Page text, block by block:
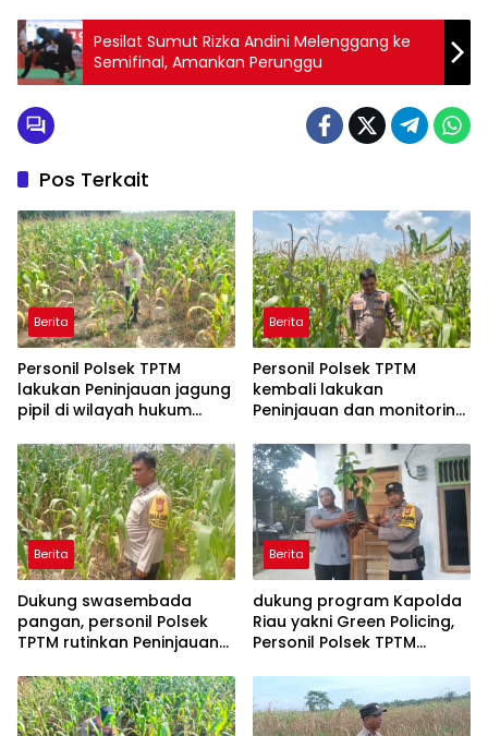
Pesilat Sumut Rizka Andini Melenggang ke
Semifinal, Amankan Perunggu
Pos Terkait
Berita
Personil Polsek TPTM
lakukan Peninjauan jagung
pipil di wilayah hukum
Berita
Personil Polsek TPTM
kembali lakukan
Peninjauan dan monitoring
wilayah hukum Polsek
TPTM
Berita
Dukung swasembada
pangan, personil Polsek
TPTM rutinkan Peninjauan
pipil di wilayah hukum
Polsek TPTM
Berita
dukung program Kapolda
Riau yakni Green Policing,
Personil Polsek TPTM
matoa kepada
masyarakat